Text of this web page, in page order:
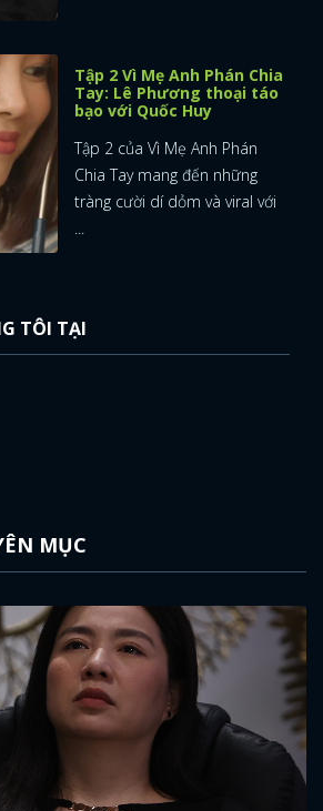
Tập 2 Vì Mẹ Anh Phán Chia
Tay: Lê Phương thoại táo
bạo với Quốc Huy
Tập 2 của Vì Mẹ Anh Phán
Chia Tay mang đến những
tràng cười dí dỏm và viral với
TÔI TẠI
MỤC